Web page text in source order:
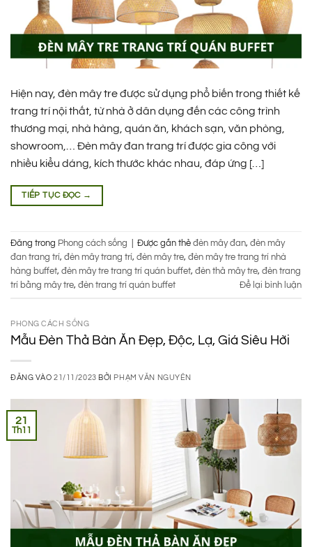
Hiện nay, đèn mây tre được sử dụng phổ biến trong thiết kế
trang trí nội thất, từ nhà ở dân dụng đến các công trình
thương mại, nhà hàng, quán ăn, khách sạn, văn phòng,
showroom,… Đèn mây đan trang trí được gia công với
nhiều kiểu dáng, kích thước khác nhau, đáp ứng […]
TIẾP TỤC ĐỌC →
Đăng trong Phong cách sống Được gắn thẻ đèn mây đan, đèn mây
đan trang trí, đèn mây trang trí, đèn mây tre, đèn mây tre trang trí nhà
hàng buffet, đèn mây tre trang trí quán buffet, đèn thả mây tre, đèn trang
trí bằng mây tre, đèn trang trí quán buffet Để lại bình luận
PHONG CÁCH SỐNG
Mẫu Đèn Thả Bàn Ăn Đẹp, Độc, Lạ, Giá Siêu Hời
ĐĂNG VÀO21/11/2023 BỞI PHẠM VĂN NGUYÊN
21
Th11